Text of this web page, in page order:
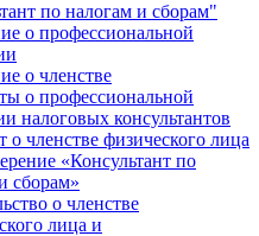
по налогам и сборам"
о профессиональной
о членстве
о профессиональной
налоговых консультантов
о членстве физического лица
«Консультант по
сборам»
о членстве
лица и